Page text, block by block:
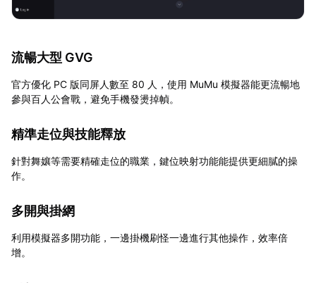
流暢大型 GVG
官方優化 PC 版同屏人數至 80 人，使用 MuMu 模擬器能更流暢地
參與百人公會戰，避免手機發燙掉幀。
精準走位與技能釋放
針對舞孃等需要精確走位的職業，鍵位映射功能能提供更細膩的操
作。
多開與掛網
利用模擬器多開功能，一邊掛機刷怪一邊進行其他操作，效率倍
增。